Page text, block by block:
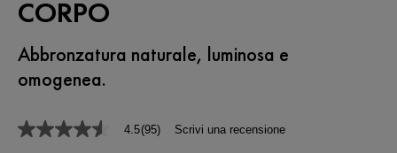
CORPO
Abbronzatura naturale, luminosa e
omogenea.
4.5 4.5(95) Scrivi una recensione